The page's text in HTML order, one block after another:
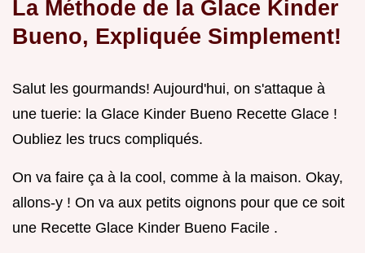
La Méthode de la Glace Kinder
Bueno, Expliquée Simplement!
Salut les gourmands! Aujourd'hui, on s'attaque à
une tuerie: la Glace Kinder Bueno Recette Glace !
Oubliez les trucs compliqués.
On va faire ça à la cool, comme à la maison. Okay,
allons-y ! On va aux petits oignons pour que ce soit
une Recette Glace Kinder Bueno Facile .